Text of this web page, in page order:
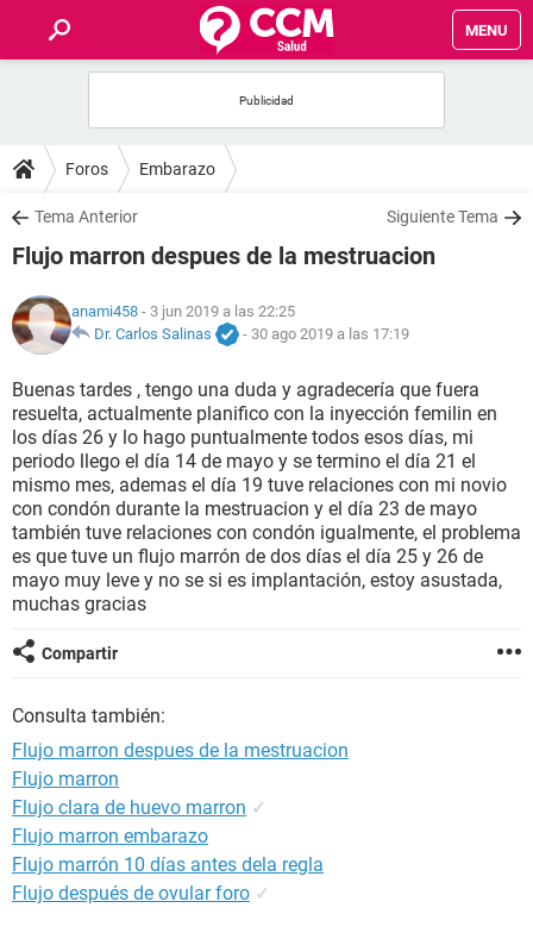
MENU
FOROS
SALUD
FAMILIA
NUTRICIÓN
BIENESTAR
SEXUALIDAD
GLOSARIO
Foros Embarazo
Tema Anterior Siguiente Tema
Flujo marron despues de la mestruacion
anami458 - 3 jun 2019 a las 22:25
Dr. Carlos Salinas
- 30 ago 2019 a las 17:19
Buenas tardes , tengo una duda y agradecería que fuera
resuelta, actualmente planifico con la inyección femilin en
los días 26 y lo hago puntualmente todos esos días, mi
periodo llego el día 14 de mayo y se termino el día 21 el
mismo mes, ademas el día 19 tuve relaciones con mi novio
con condón durante la mestruacion y el día 23 de mayo
también tuve relaciones con condón igualmente, el problema
es que tuve un flujo marrón de dos días el día 25 y 26 de
mayo muy leve y no se si es implantación, estoy asustada,
muchas gracias
Compartir
Consulta también:
Flujo marron despues de la mestruacion
Flujo marron
Flujo clara de huevo marron ✓
Flujo marron embarazo
Flujo marrón 10 días antes dela regla
Flujo después de ovular foro ✓